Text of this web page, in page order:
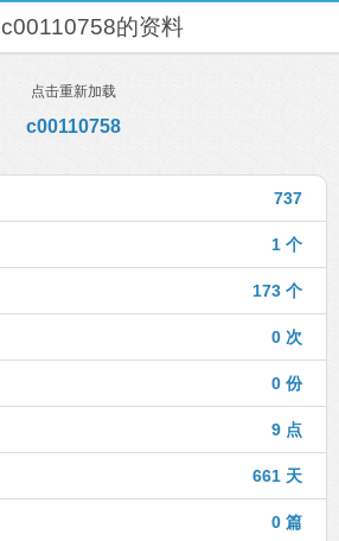
c00110758的资料
点击重新加载
c00110758
737
1 个
173 个
0 次
0 份
9 点
661 天
0 篇